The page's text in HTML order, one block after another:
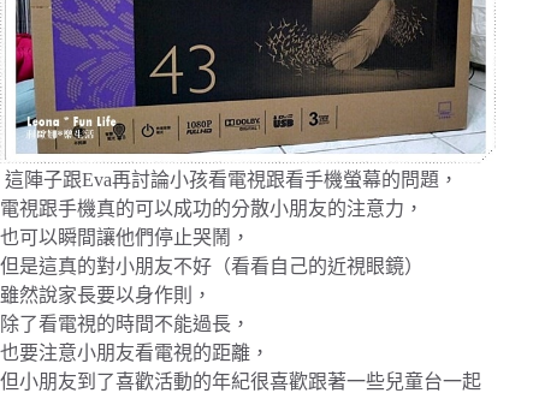
這陣子跟Eva再討論小孩看電視跟看手機螢幕的問題，
電視跟手機真的可以成功的分散小朋友的注意力，
也可以瞬間讓他們停止哭鬧，
但是這真的對小朋友不好（看看自己的近視眼鏡）
雖然說家長要以身作則，
除了看電視的時間不能過長，
也要注意小朋友看電視的距離，
但小朋友到了喜歡活動的年紀很喜歡跟著一些兒童台一起